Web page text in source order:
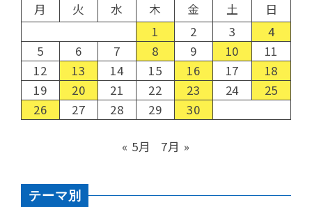
月
火 水 木 金 土
日
1
2 3
4
5
6 7 8 9 10
11
12
13 14 15 16 17
18
19
20 21 22 23 24
25
26
27 28 29 30
« 5月 7月 »
テーマ別